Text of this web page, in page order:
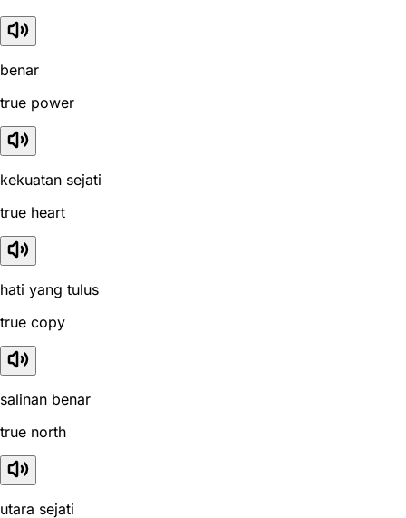
benar
true power
kekuatan sejati
true heart
hati yang tulus
true copy
salinan benar
true north
utara sejati